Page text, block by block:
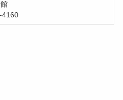
4160